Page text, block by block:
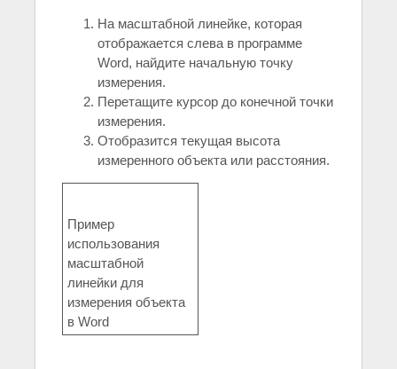
На масштабной линейке, которая
отображается слева в программе
Word, найдите начальную точку
измерения.
Перетащите курсор до конечной точки
измерения.
Отобразится текущая высота
измеренного объекта или расстояния.
Пример
использования
масштабной
линейки для
измерения объекта
в Word